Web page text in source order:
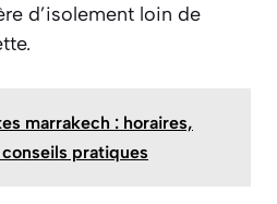
d’isolement loin de
marrakech : horaires,
pratiques